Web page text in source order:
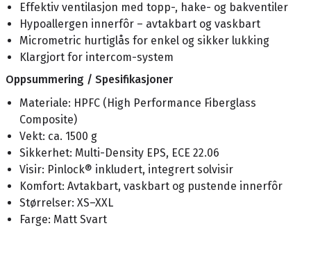
Effektiv ventilasjon med topp-, hake- og bakventiler
Hypoallergen innerfôr – avtakbart og vaskbart
Micrometric hurtiglås for enkel og sikker lukking
Klargjort for intercom-system
Oppsummering / Spesifikasjoner
Materiale: HPFC (High Performance Fiberglass
Composite)
Vekt: ca. 1500 g
Sikkerhet: Multi-Density EPS, ECE 22.06
Visir: Pinlock® inkludert, integrert solvisir
Komfort: Avtakbart, vaskbart og pustende innerfôr
Størrelser: XS–XXL
Farge: Matt Svart